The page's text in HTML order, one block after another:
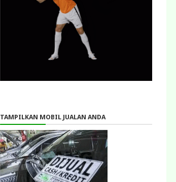
TAMPILKAN MOBIL JUALAN ANDA